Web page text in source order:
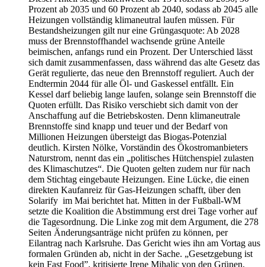
Prozent ab 2035 und 60 Prozent ab 2040, sodass ab 2045 alle
Heizungen vollständig klimaneutral laufen müssen. Für
Bestandsheizungen gilt nur eine Grüngasquote: Ab 2028
muss der Brennstoffhandel wachsende grüne Anteile
beimischen, anfangs rund ein Prozent. Der Unterschied lässt
sich damit zusammenfassen, dass während das alte Gesetz das
Gerät regulierte, das neue den Brennstoff reguliert. Auch der
Endtermin 2044 für alle Öl- und Gaskessel entfällt. Ein
Kessel darf beliebig lange laufen, solange sein Brennstoff die
Quoten erfüllt. Das Risiko verschiebt sich damit von der
Anschaffung auf die Betriebskosten. Denn klimaneutrale
Brennstoffe sind knapp und teuer und der Bedarf von
Millionen Heizungen übersteigt das Biogas-Potenzial
deutlich. Kirsten Nölke, Vorständin des Ökostromanbieters
Naturstrom, nennt das ein „politisches Hütchenspiel zulasten
des Klimaschutzes“. Die Quoten gelten zudem nur für nach
dem Stichtag eingebaute Heizungen. Eine Lücke, die einen
direkten Kaufanreiz für Gas-Heizungen schafft, über den
Solarify im Mai berichtet hat. Mitten in der Fußball-WM
setzte die Koalition die Abstimmung erst drei Tage vorher auf
die Tagesordnung. Die Linke zog mit dem Argument, die 278
Seiten Änderungsanträge nicht prüfen zu können, per
Eilantrag nach Karlsruhe. Das Gericht wies ihn am Vortag aus
formalen Gründen ab, nicht in der Sache. „Gesetzgebung ist
kein Fast Food”, kritisierte Irene Mihalic von den Grünen.